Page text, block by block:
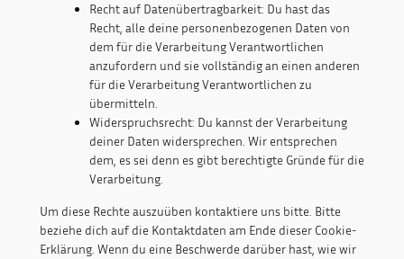
Recht auf Datenübertragbarkeit: Du hast das
Recht, alle deine personenbezogenen Daten von
dem für die Verarbeitung Verantwortlichen
anzufordern und sie vollständig an einen anderen
für die Verarbeitung Verantwortlichen zu
übermitteln.
Widerspruchsrecht: Du kannst der Verarbeitung
deiner Daten widersprechen. Wir entsprechen
dem, es sei denn es gibt berechtigte Gründe für die
Verarbeitung.
Um diese Rechte auszuüben kontaktiere uns bitte. Bitte
beziehe dich auf die Kontaktdaten am Ende dieser Cookie-
Erklärung. Wenn du eine Beschwerde darüber hast, wie wir